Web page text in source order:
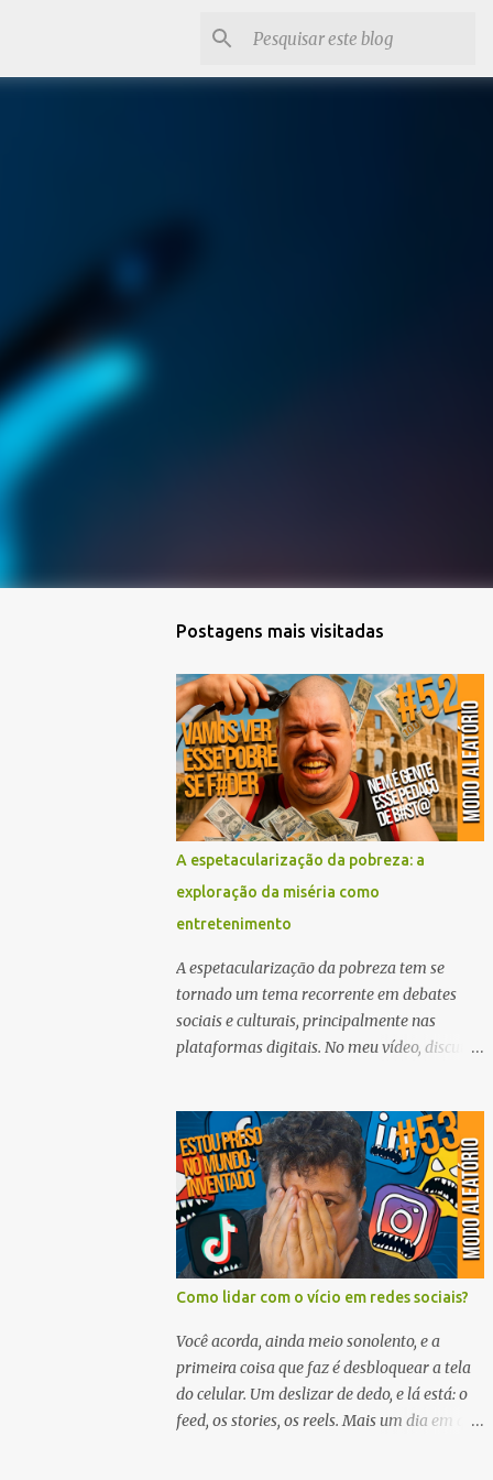
Postagens mais visitadas
A espetacularização da pobreza: a
exploração da miséria como
entretenimento
A espetacularização da pobreza tem se
tornado um tema recorrente em debates
sociais e culturais, principalmente nas
plataformas digitais. No meu vídeo, discuti
como raspar a cabeça, representa uma
exploração financeira das pessoas em
situações vulneráveis. Este tipo de conteúdo,
que coloca a miséria alheia como
espetáculo, reflete uma análise social
importante sobre a forma como a
extremidade do capitalismo pode
humano em entretenimento. Neste artigo,
vamos explorar essa realidade e a forma
como a pobreza se torna uma mercadoria
no mundo digital. O que é a
Como lidar com o vício em redes sociais?
Você acorda, ainda meio sonolento, e a
primeira coisa que faz é desbloquear a tela
do celular. Um deslizar de dedo, e lá está: o
feed, os stories, os reels. Mais um dia em que